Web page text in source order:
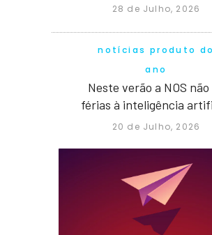
28 de Julho, 2026
notícias produto do
ano
Neste verão a NOS não
férias à inteligência
20 de Julho, 2026